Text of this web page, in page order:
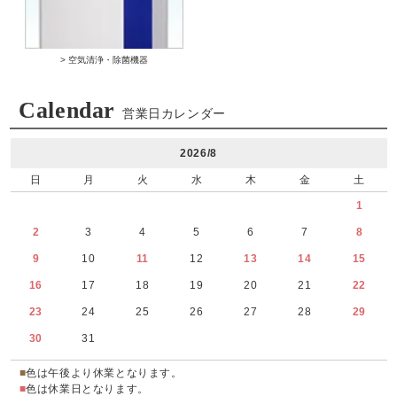
> 空気清浄・除菌機器
Calendar 営業日カレンダー
2026/8
日 月 火 水 木 金 土
1
2 3 4 5 6 7 8
9 10 11 12 13 14 15
16 17 18 19 20 21 22
23 24 25 26 27 28 29
30 31
■色は午後より休業となります。
■色は休業日となります。